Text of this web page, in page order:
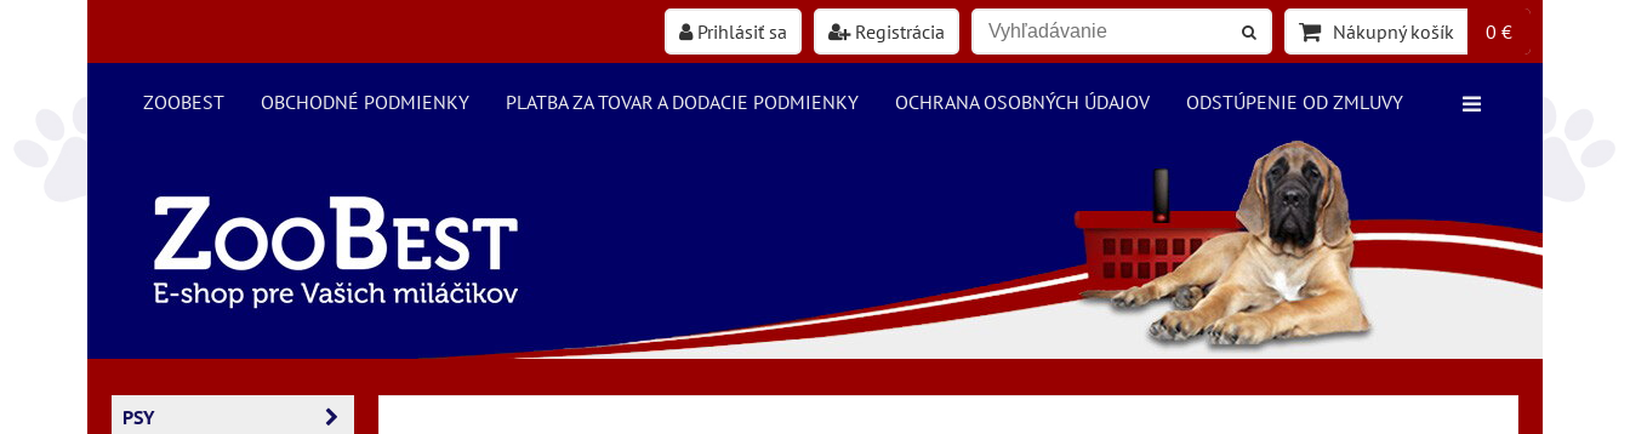
Prihlásiť sa Registrácia Nákupný košík 0 €
ZOOBEST OBCHODNÉ PODMIENKY PLATBA ZA TOVAR A DODACIE PODMIENKY OCHRANA OSOBNÝCH ÚDAJOV ODSTÚPENIE OD ZMLUVY
PSY